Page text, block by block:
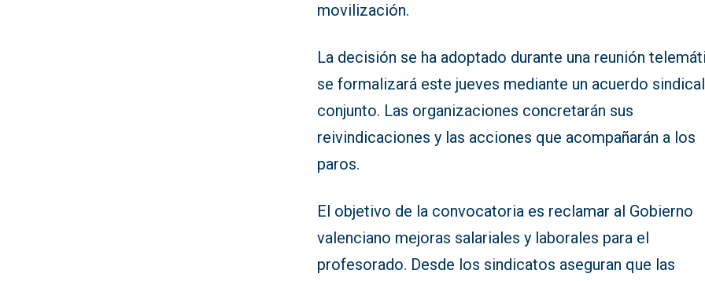
movilización.
La decisión se ha adoptado durante una reunión
se formalizará este jueves mediante un acuerdo sindical
conjunto. Las organizaciones concretarán sus
reivindicaciones y las acciones que acompañarán a los
paros.
El objetivo de la convocatoria es reclamar al Gobierno
valenciano mejoras salariales y laborales para el
profesorado. Desde los sindicatos aseguran que las